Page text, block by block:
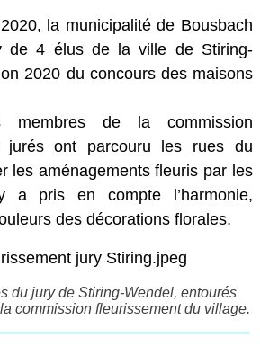
la municipalité de Bousbach
de 4 élus de la ville de Stiring-
2020 du concours des maisons
membres de la commission
jurés ont parcouru les rues du
les aménagements fleuris par les
a pris en compte l’harmonie,
des décorations florales.
du jury de Stiring-Wendel, entourés
commission fleurissement du village.